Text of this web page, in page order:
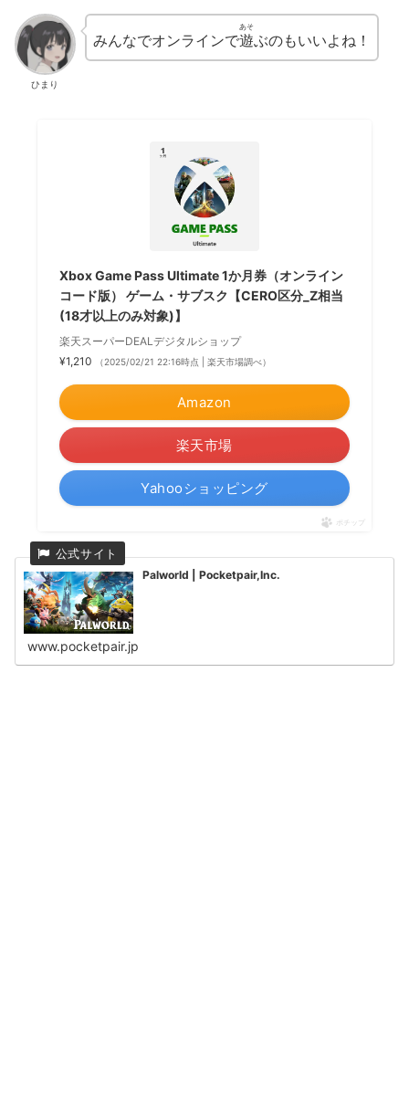
ひまり
みんなでオンラインで遊
あそ
ぶのもいいよね！
Xbox Game Pass Ultimate 1か月券（オンライン
コード版） ゲーム・サブスク【CERO区分_Z相当
(18才以上のみ対象)】
楽天スーパーDEALデジタルショップ
¥1,210
（2025/02/21 22:16時点 | 楽天市場調べ）
Amazon
楽天市場
Yahooショッピング
ポチップ
Palworld | Pocketpair,Inc.
www.pocketpair.jp